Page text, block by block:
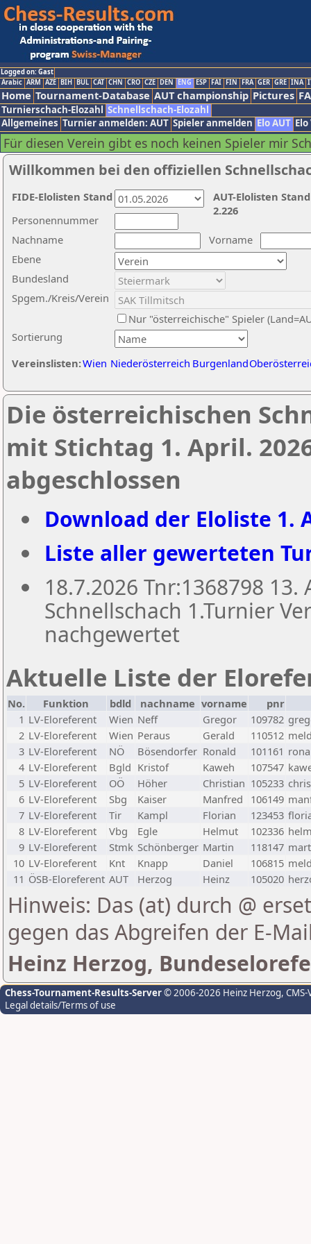
Logged on: Gast
Arabic ARM AZE BIH BUL CAT CHN CRO CZE DEN ENG ESP FAI FIN FRA GER GRE INA
Home Tournament-Database AUT championship Pictures
Turnierschach-Elozahl Schnellschach-Elozahl
Allgemeines Turnier anmelden: AUT Spieler anmelden Elo AUT
Für diesen Verein gibt es noch keinen Spieler mir
Willkommen bei den offiziellen
Nachname
Vorname
Ebene
Sortierung
Personennummer
Bundesland
Spgem./Kreis/Verein
Nur "österreichische" Spieler
Vereinslisten:Wien Niederösterreich Burgenland
AUT-Elolisten
2.226
FIDE-Elolisten Stand
Die österreichischen
mit Stichtag 1. April.
abgeschlossen
Download der Eloliste 1.
Liste aller gewerteten
18.7.2026 Tnr:1368798
Schnellschach 1.Turnier
nachgewertet
Aktuelle Liste der
No. Funktion bdld nachname vorname
pnr
1 LV-Eloreferent Wien Neff Gregor 109782
2 LV-Eloreferent Wien Peraus Gerald 110512
3 LV-Eloreferent NÖ Bösendorfer Ronald 101161
4 LV-Eloreferent Bgld Kristof Kaweh 107547
5 LV-Eloreferent OÖ Höher Christian 105233
6 LV-Eloreferent Sbg Kaiser Manfred 106149
7 LV-Eloreferent Tir Kampl Florian 123453
8 LV-Eloreferent Vbg Egle Helmut 102336
9 LV-Eloreferent Stmk Schönberger Martin 118147
10 LV-Eloreferent Knt Knapp Daniel 106815
11 ÖSB-Eloreferent AUT Herzog Heinz 105020
Hinweis: Das (at) durch @
gegen das Abgreifen der E-
Heinz Herzog,
Chess-Tournament-Results-Server© 2006-2026 Heinz Herzog,
Legal details/Terms of use